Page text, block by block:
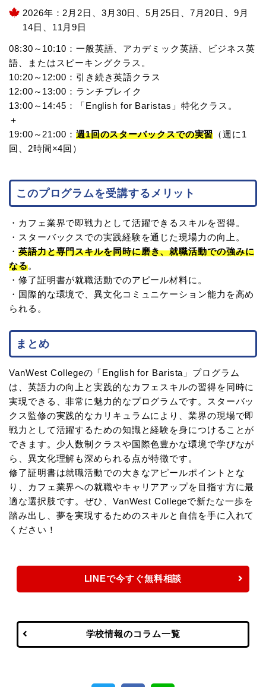
2026年：2月2日、3月30日、5月25日、7月20日、9月
14日、11月9日
08:30～10:10：一般英語、アカデミック英語、ビジネス英
語、またはスピーキングクラス。
10:20～12:00：引き続き英語クラス
12:00～13:00：ランチブレイク
13:00～14:45：「English for Baristas」特化クラス。
＋
19:00～21:00： 週1回のスターバックスでの実習 （週に1
回、2時間×4回）
このプログラムを受講するメリット
・カフェ業界で即戦力として活躍できるスキルを習得。
・スターバックスでの実践経験を通じた現場力の向上。
・ 英語力と専門スキルを同時に磨き、就職活動での強みに
なる。
・修了証明書が就職活動でのアピール材料に。
・国際的な環境で、異文化コミュニケーション能力を高め
られる。
まとめ
VanWest Collegeの「English for Barista」プログラム
は、英語力の向上と実践的なカフェスキルの習得を同時に
実現できる、非常に魅力的なプログラムです。スターバッ
クス監修の実践的なカリキュラムにより、業界の現場で即
戦力として活躍するための知識と経験を身につけることが
できます。少人数制クラスや国際色豊かな環境で学びなが
ら、異文化理解も深められる点が特徴です。
修了証明書は就職活動での大きなアピールポイントとな
り、カフェ業界への就職やキャリアアップを目指す方に最
適な選択肢です。ぜひ、VanWest Collegeで新たな一歩を
踏み出し、夢を実現するためのスキルと自信を手に入れて
ください！
LINEで今すぐ無料相談
学校情報のコラム一覧